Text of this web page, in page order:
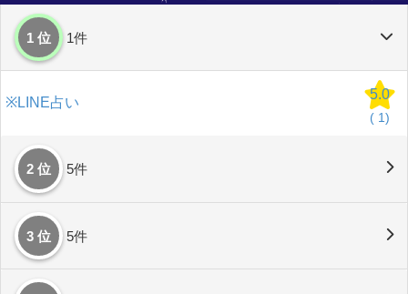
1 位 1件
※LINE占い
5.0
( 1)
2 位 5件
3 位 5件